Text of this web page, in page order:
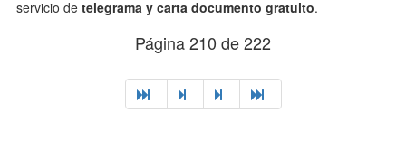
servicio de telegrama y carta documento gratuito.
Página 210 de 222